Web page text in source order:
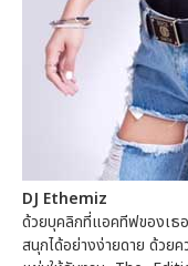
DJ Ethemiz
ด้วยบุคลิกที่แอคทีฟของเธอ
สนุกได้อย่างง่ายดาย ด้วย